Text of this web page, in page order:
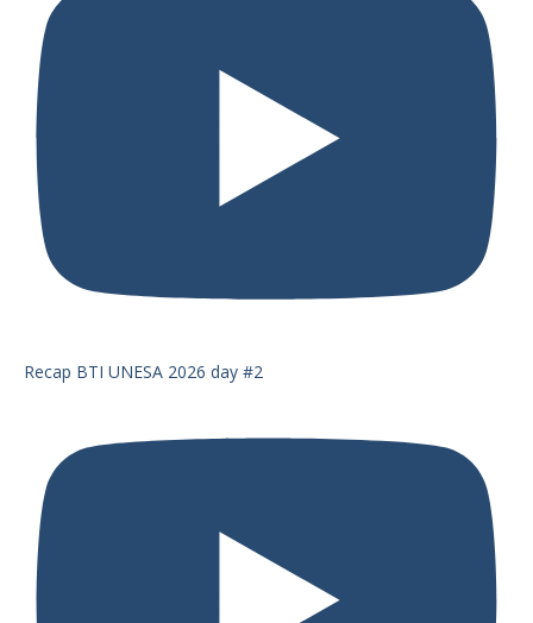
Recap BTI UNESA 2026 day #2